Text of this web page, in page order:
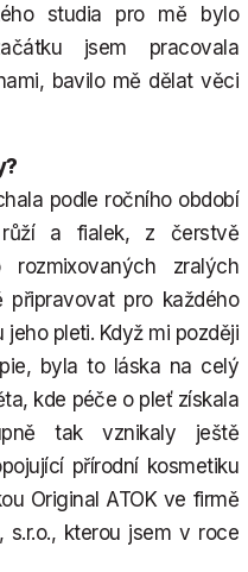
studia pro mě bylo
jsem pracovala
bavilo mě dělat věci
podle ročního období
a fialek, z čerstvě
rozmixovaných zralých
připravovat pro každého
pleti. Když mi později
byla to láska na celý
kde péče o pleť získala
tak vznikaly ještě
přírodní kosmetiku
Original ATOK ve firmě
s.r.o., kterou jsem v roce